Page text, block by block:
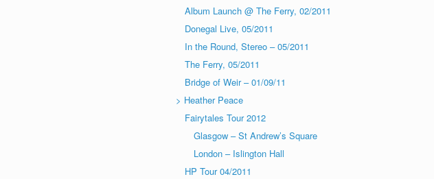
Album Launch @ The Ferry, 02/2011
Donegal Live, 05/2011
In the Round, Stereo – 05/2011
The Ferry, 05/2011
Bridge of Weir – 01/09/11
> Heather Peace
Fairytales Tour 2012
Glasgow – St Andrew’s Square
London – Islington Hall
HP Tour 04/2011